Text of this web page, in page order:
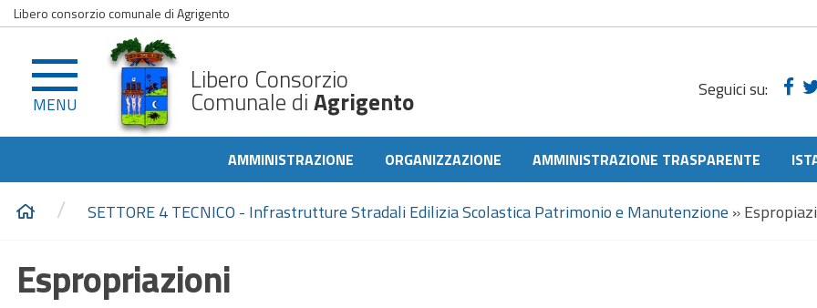
Libero consorzio comunale di Agrigento
MENU
Libero Consorzio
Comunale diAgrigento Seguici su:
AMMINISTRAZIONE ORGANIZZAZIONE AMMINISTRAZIONE TRASPARENTE
/ SETTORE 4 TECNICO - Infrastrutture Stradali Edilizia Scolastica Patrimonio e Manutenzione »
Espropriazioni